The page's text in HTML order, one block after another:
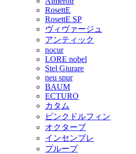
RosettE
RosettE SP
ヴィヴァージュ
アンティック
nocur
LORE nobel
Stel Giurare
neu spur
BAUM
ECTURO
カタム
ピンクドルフィン
オクターブ
インセンブレ
プルーブ